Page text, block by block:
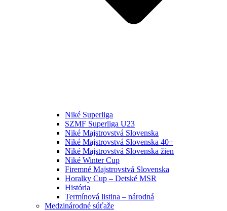
Niké Superliga
SZMF Superliga U23
Niké Majstrovstvá Slovenska
Niké Majstrovstvá Slovenska 40+
Niké Majstrovstvá Slovenska žien
Niké Winter Cup
Firemné Majstrovstvá Slovenska
Horalky Cup – Detské MSR
História
Termínová listina – národná
Medzinárodné súťaže